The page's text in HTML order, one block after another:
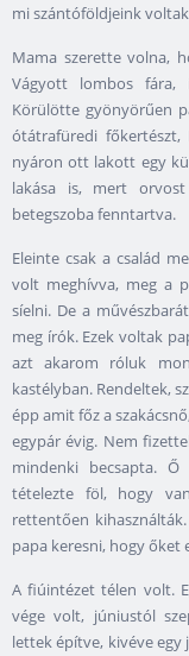
mi szántóföldjeink
Mama szerette volna,
Vágyott lombos fára,
Körülötte gyönyörűen
ótátrafüredi
nyáron ott lakott egy
lakása is, mert
betegszoba fenntartva.
Eleinte csak a család
volt meghívva, meg a
síelni. De a
meg írók. Ezek voltak
azt akarom róluk
kastélyban. Rendeltek,
épp amit főz a
egypár évig. Nem
mindenki becsapta.
tételezte föl, hogy
rettentően
papa keresni, hogy
A fiúintézet télen volt.
vége volt, júniustól
lettek építve, kivéve